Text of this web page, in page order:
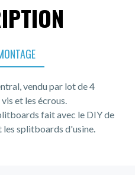
vendu par lot de 4
et les écrous.
fait avec le DIY de
les splitboards d'usine.